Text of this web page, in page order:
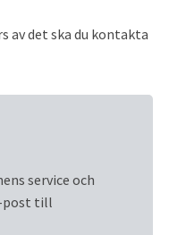
av det ska du kontakta
service och
post till